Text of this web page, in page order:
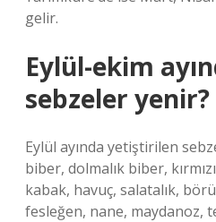
gelir.
Eylül-ekim
sebzeler yenir?
Eylül ayında yetiştirilen
biber, dolmalık biber,
kabak, havuç, salatalık,
fesleğen, nane, maydanoz,